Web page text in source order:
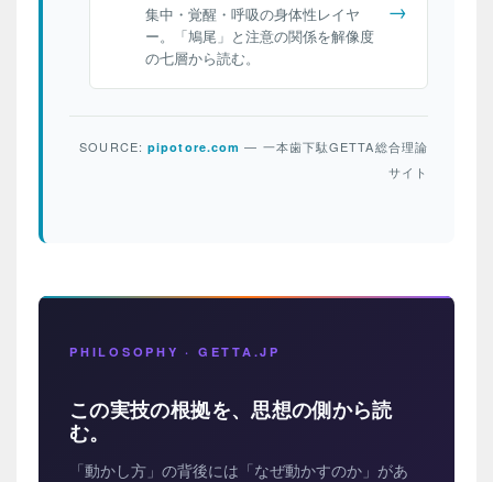
集中・覚醒・呼吸の身体性レイヤ
ー。「鳩尾」と注意の関係を解像度
の七層から読む。
→
SOURCE:pipotore.com — 一本歯下駄GETTA総合理論
サイト
PHILOSOPHY · GETTA.JP
この実技の根拠を、思想の側から読
む。
「動かし方」の背後には「なぜ動かすのか」があ